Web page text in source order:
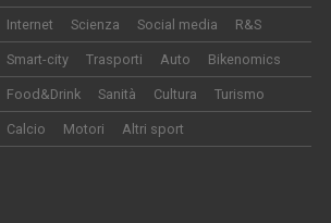
Internet Scienza Social media R&S
Smart-city Trasporti Auto Bikenomics
Food&Drink Sanità Cultura Turismo
Calcio Motori Altri sport